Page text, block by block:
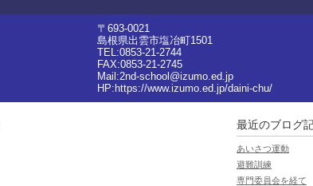
〒693-0021
島根県出雲市塩冶町1501
TEL:0853-21-2744
FAX:0853-21-2745
Mail:2nd-school@izumo.ed.jp
HP: https://www.izumo.ed.jp/daini-chu/
最近のブログ
あいさつ運動
避難訓練
専門委員会を経て